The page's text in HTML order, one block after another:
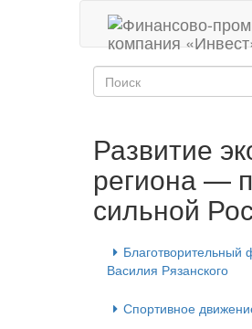
Развитие
региона —
сильной
Благотворительный
Василия Рязанского
Спортивное